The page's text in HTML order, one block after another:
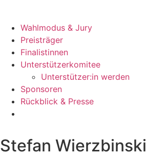
Wahlmodus & Jury
Preisträger
Finalistinnen
Unterstützerkomitee
Unterstützer:in werden
Sponsoren
Rückblick & Presse
Stefan Wierzbinski